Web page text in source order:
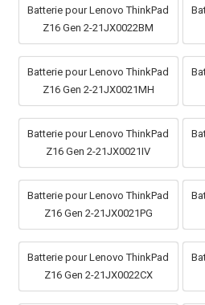
Batterie pour Lenovo ThinkPad
Z16 Gen 2-21JX0022BM
Batterie pour Lenovo ThinkPad
Z16 Gen 2-21JX0021MH
Batterie pour Lenovo ThinkPad
Z16 Gen 2-21JX0021IV
Batterie pour Lenovo ThinkPad
Z16 Gen 2-21JX0021PG
Batterie pour Lenovo ThinkPad
Z16 Gen 2-21JX0022CX